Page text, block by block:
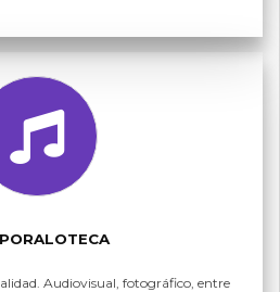
Audiovisual, fotográfico, entre